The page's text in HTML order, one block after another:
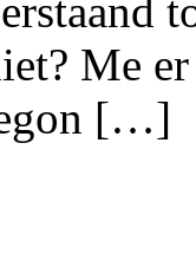
Me
[…]